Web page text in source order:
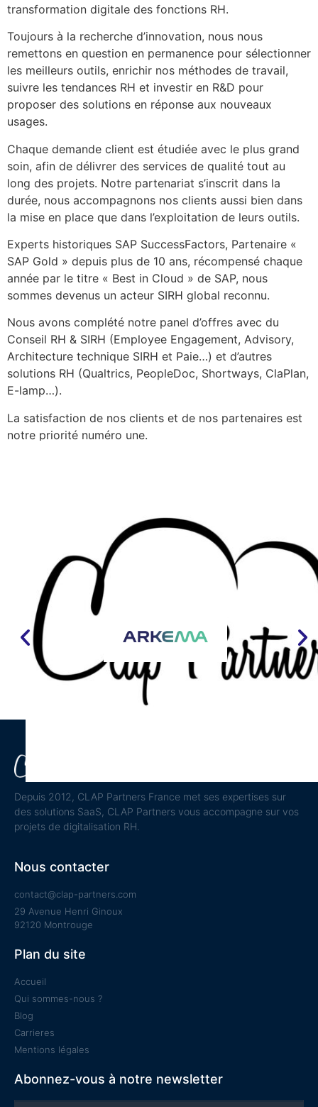
transformation digitale des fonctions RH.
Toujours à la recherche d’innovation, nous nous
remettons en question en permanence pour sélectionner
les meilleurs outils, enrichir nos méthodes de travail,
suivre les tendances RH et investir en R&D pour
proposer des solutions en réponse aux nouveaux
usages.
Chaque demande client est étudiée avec le plus grand
soin, afin de délivrer des services de qualité tout au
long des projets. Notre partenariat s’inscrit dans la
durée, nous accompagnons nos clients aussi bien dans
la mise en place que dans l’exploitation de leurs outils.
Experts historiques SAP SuccessFactors, Partenaire «
SAP Gold » depuis plus de 10 ans, récompensé chaque
année par le titre « Best in Cloud » de SAP, nous
sommes devenus un acteur SIRH global reconnu.
Nous avons complété notre panel d’offres avec du
Conseil RH & SIRH (Employee Engagement, Advisory,
Architecture technique SIRH et Paie…) et d’autres
solutions RH (Qualtrics, PeopleDoc, Shortways, ClaPlan,
E-lamp…).
La satisfaction de nos clients et de nos partenaires est
notre priorité numéro une.
ILS NOUS FONT CONFIANCE
Depuis 2012, CLAP Partners France met ses expertises sur
des solutions SaaS, CLAP Partners vous accompagne sur vos
projets de digitalisation RH.
Nous contacter
contact@clap-partners.com
29 Avenue Henri Ginoux
92120 Montrouge
Plan du site
Accueil
Qui sommes-nous ?
Blog
Carrieres
Mentions légales
Abonnez-vous à notre newsletter